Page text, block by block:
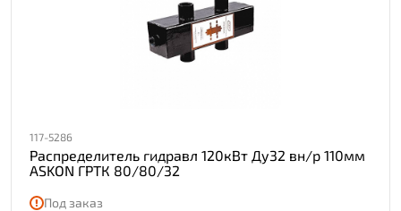
117-5286
Распределитель гидравл 120кВт Ду32 вн/р 110мм
ASKON ГРТК 80/80/32
Под заказ